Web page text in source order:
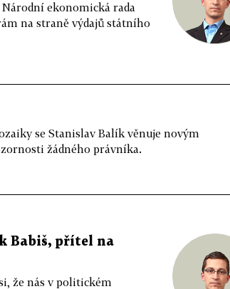
ekonomická rada
na straně výdajů státního
se Stanislav Balík věnuje novým
žádného právníka.
Babiš, přítel na
že nás v politickém